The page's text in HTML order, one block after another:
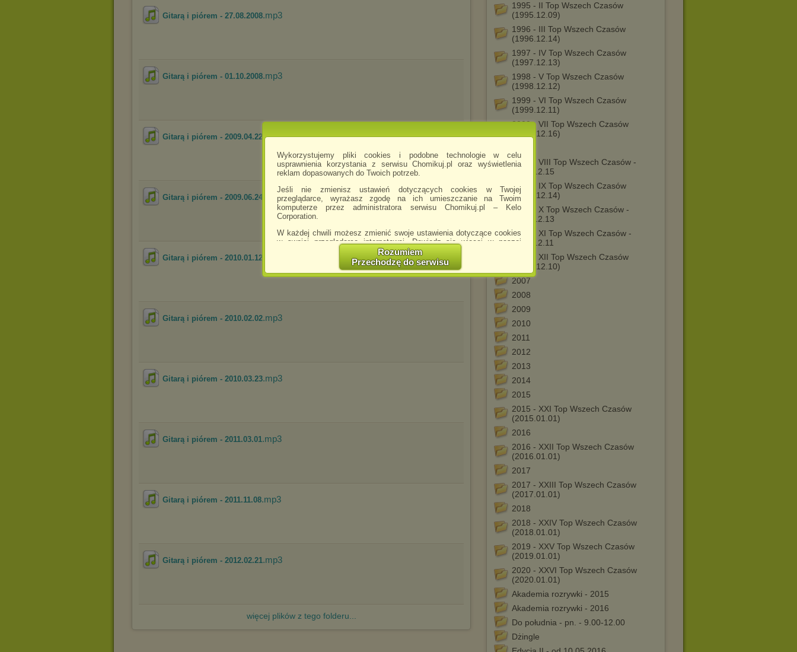
Wykorzystujemy pliki cookies i podobne technologie w celu
usprawnienia korzystania z serwisu Chomikuj.pl oraz wyświetlenia
reklam dopasowanych do Twoich potrzeb.
Jeśli nie zmienisz ustawień dotyczących cookies w Twojej
przeglądarce, wyrażasz zgodę na ich umieszczanie na Twoim
komputerze przez administratora serwisu Chomikuj.pl – Kelo
Corporation.
W każdej chwili możesz zmienić swoje ustawienia dotyczące cookies
w swojej przeglądarce internetowej. Dowiedz się więcej w naszej
http://chomikuj.pl/PolitykaPrywatnosci.aspx
Jednocześnie informujemy że zmiana ustawień przeglądarki może
spowodować ograniczenie korzystania ze strony Chomikuj.pl.
W przypadku braku twojej zgody na akceptację cookies niestety
Wykorzystanie plików cookies
Zaufanych Partnerów
(dostosowanie reklam do Twoich potrzeb, analiza skuteczności działań
Wyrażenie sprzeciwu spowoduje, że wyświetlana Ci reklama nie
będzie dopasowana do Twoich preferencji, a będzie to reklama
Istnieje możliwość zmiany ustawień przeglądarki internetowej w
sposób uniemożliwiający przechowywanie plików cookies na
urządzeniu końcowym. Można również usunąć pliki cookies,
dokonując odpowiednich zmian w ustawieniach przeglądarki
Pełną informację na ten temat znajdziesz pod adresem
Rozumiem
Przechodzę do serwisu
1995 - II Top Wszech Czasów
(1995.12.09)
1996 - III Top Wszech Czasów
(1996.12.14)
1997 - IV Top Wszech Czasów
(1997.12.13)
1998 - V Top Wszech Czasów
(1998.12.12)
1999 - VI Top Wszech Czasów
(1999.12.11)
2000 - VII Top Wszech Czasów
(2000.12.16)
2001 - VIII Top Wszech Czasów -
2001.12.15
2002 - IX Top Wszech Czasów
(2002.12.14)
2003 - X Top Wszech Czasów -
2003.12.13
2004 - XI Top Wszech Czasów -
2004.12.11
2005 - XII Top Wszech Czasów
(2005.12.10)
2007
2008
2009
2010
2011
2012
2013
2014
2015
2015 - XXI Top Wszech Czasów
(2015.01.01)
2016
2016 - XXII Top Wszech Czasów
(2016.01.01)
2017
2017 - XXIII Top Wszech Czasów
(2017.01.01)
2018
2018 - XXIV Top Wszech Czasów
(2018.01.01)
2019 - XXV Top Wszech Czasów
(2019.01.01)
2020 - XXVI Top Wszech Czasów
(2020.01.01)
Akademia rozrywki - 2015
Akademia rozrywki - 2016
Do południa - pn. - 9.00-12.00
Dżingle
Gitarą i piórem - 27.08.2008.mp3
Gitarą i piórem - 01.10.2008.mp3
Gitarą i piórem - 2009.04.22 .mp3
Gitarą i piórem - 2009.06.24 .mp3
Gitarą i piórem - 2010.01.12
Gitarą i piórem - 2010.02.02.mp3
Gitarą i piórem - 2010.03.23.mp3
Gitarą i piórem - 2011.03.01.mp3
Gitarą i piórem - 2011.11.08.mp3
Gitarą i piórem - 2012.02.21.mp3
więcej plików z tego folderu...